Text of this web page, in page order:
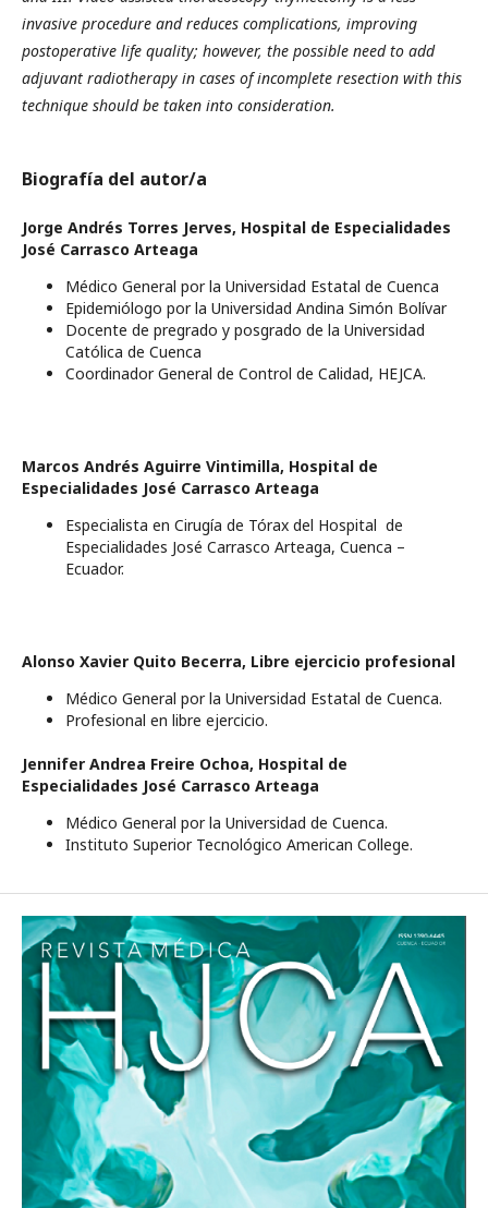
invasive procedure and reduces complications, improving
postoperative life quality; however, the possible need to add
adjuvant radiotherapy in cases of incomplete resection with this
technique should be taken into consideration.
Biografía del autor/a
Jorge Andrés Torres Jerves, Hospital de Especialidades
José Carrasco Arteaga
Médico General por la Universidad Estatal de Cuenca
Epidemiólogo por la Universidad Andina Simón Bolívar
Docente de pregrado y posgrado de la Universidad
Católica de Cuenca
Coordinador General de Control de Calidad, HEJCA.
Marcos Andrés Aguirre Vintimilla, Hospital de
Especialidades José Carrasco Arteaga
Especialista en Cirugía de Tórax del Hospital de
Especialidades José Carrasco Arteaga, Cuenca –
Ecuador.
Alonso Xavier Quito Becerra, Libre ejercicio profesional
Médico General por la Universidad Estatal de Cuenca.
Profesional en libre ejercicio.
Jennifer Andrea Freire Ochoa, Hospital de
Especialidades José Carrasco Arteaga
Médico General por la Universidad de Cuenca.
Instituto Superior Tecnológico American College.